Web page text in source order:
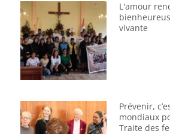
L'amour
vivante
Prévenir,
mondiaux
Traite des